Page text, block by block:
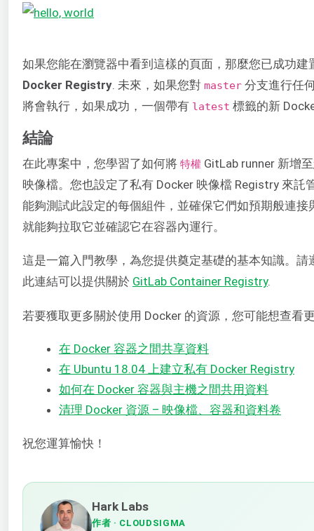
如果您能在瀏覽器中看到這樣的頁面，那麼您已成功
Docker Registry . 未來，如果您對 master 分支進行任
將會執行，如果成功，一個帶有 latest 標籤的新
結論
在此專案中，您學習了如何將 特權 GitLab runner 新增
映像檔。您也設定了私有 Docker 映像檔 Registry 來託
能夠測試此設定的每個組件，並確保它們如預期般連
就能夠拉取它並確認它在容器內運行。
這是一篇入門教學，為您提供奠定基礎的基本知識。
此連結可以提供關於 GitLab Container Registry.
若要獲取更多關於使用 Docker 的資源，您可能想查看
在 Docker 容器之間共享資料
在 Ubuntu 18.04 上建立私有 Docker Registry
如何在 Docker 容器與主機之間共用資料
清理 Docker 資源 – 映像檔、容器和資料卷
祝您運算愉快！
Hark Labs
作者 · CLOUDSIGMA